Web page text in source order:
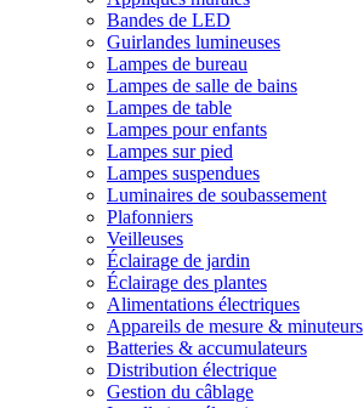
Bandes de LED
Guirlandes lumineuses
Lampes de bureau
Lampes de salle de bains
Lampes de table
Lampes pour enfants
Lampes sur pied
Lampes suspendues
Luminaires de soubassement
Plafonniers
Veilleuses
Éclairage de jardin
Éclairage des plantes
Alimentations électriques
Appareils de mesure & minuteurs
Batteries & accumulateurs
Distribution électrique
Gestion du câblage